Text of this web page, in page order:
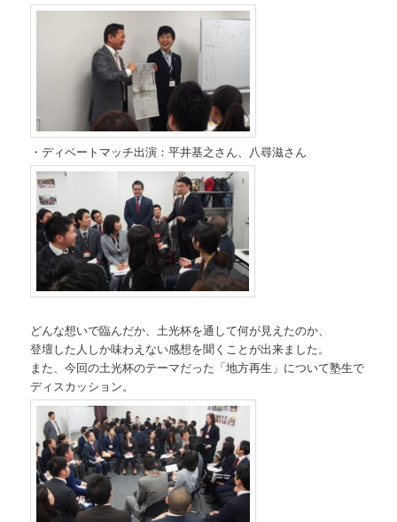
・ディベートマッチ出演：平井基之さん、八尋滋さん
どんな想いで臨んだか、土光杯を通して何が見えたのか、
登壇した人しか味わえない感想を聞くことが出来ました。
また、今回の土光杯のテーマだった「地方再生」について塾生で
ディスカッション。